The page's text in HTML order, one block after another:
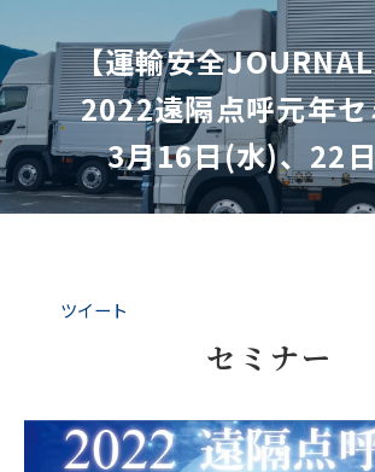
【運輸安全
2022遠隔点呼元年
3月16日(水)、22
ツイート
セミナー